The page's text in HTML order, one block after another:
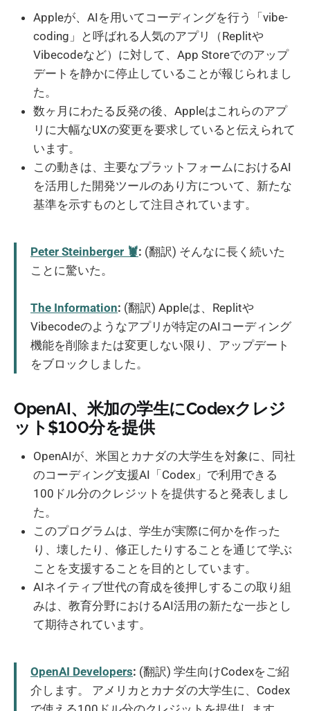
Appleが、AIを用いてコーディングを行う「vibe-
coding」と呼ばれる人気のアプリ（Replitや
Vibecodeなど）に対して、App Storeでのアップ
デートを静かに停止していることが報じられまし
た。
数ヶ月にわたる反発の後、Appleはこれらのアプ
リに大幅なUXの変更を要求していると伝えられて
います。
この動きは、主要なプラットフォームにおけるAI
を活用した開発ツールのあり方について、新たな
基準を示すものとして注目されています。
Peter Steinberger 🦞: (翻訳) そんなに長く続いた
ことに驚いた。
The Information: (翻訳) Appleは、Replitや
Vibecodeのようなアプリが特定のAIコーディング
機能を削除または変更しない限り、アップデート
をブロックしました。
OpenAI、米加の学生にCodexクレジ
ット$100分を提供
OpenAIが、米国とカナダの大学生を対象に、同社
のコーディング支援AI「Codex」で利用できる
100ドル分のクレジットを提供すると発表しまし
た。
このプログラムは、学生が実際に何かを作った
り、壊したり、修正したりすることを通じて学ぶ
ことを支援することを目的としています。
AIネイティブ世代の育成を後押しするこの取り組
みは、教育分野におけるAI活用の新たな一歩とし
て期待されています。
OpenAI Developers: (翻訳) 学生向けCodexをご紹
介します。 アメリカとカナダの大学生に、Codex